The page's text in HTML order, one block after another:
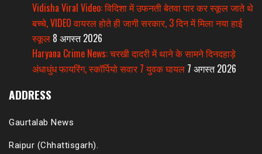
Vidisha Viral Video: विदिशा में उफनती बेतवा पार कर स्कूल जाते थे
बच्चे, VIDEO वायरल होते ही जागी सरकार, 3 दिन में मिला नया हाई
स्कूल 8 अगस्त 2026
Haryana Crime News: चरखी दादरी में थाने के सामने दिनदहाड़े
अंधाधुंध फायरिंग, स्कॉर्पियो सवार 7 युवक घायल 7 अगस्त 2026
ADDRESS
Gaurtalab News
Raipur (Chhattisgarh).